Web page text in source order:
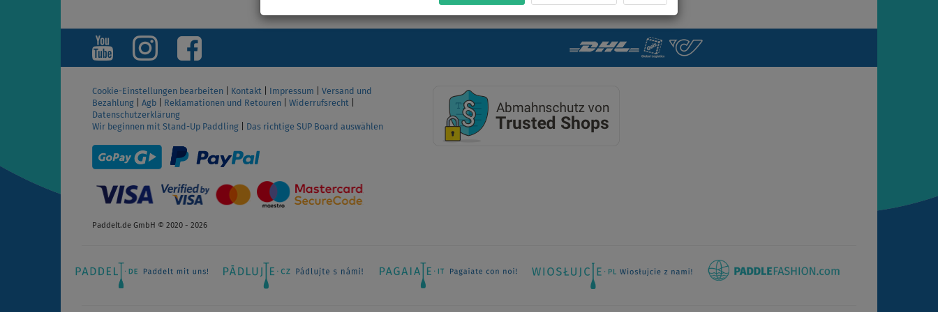
Cookie-Einstellungen bearbeiten Kontakt Impressum
Versand und
Bezahlung
Agb Reklamationen und Retouren Widerrufsrecht
Datenschutzerklärung
Wir beginnen mit Stand-Up Paddling
Das richtige SUP Board auswählen
Paddelt.de GmbH © 2020 - 2026